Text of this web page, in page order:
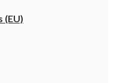
(EU)